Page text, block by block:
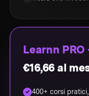
Learnn PRO
€16,66 al
✓ 400+ corsi